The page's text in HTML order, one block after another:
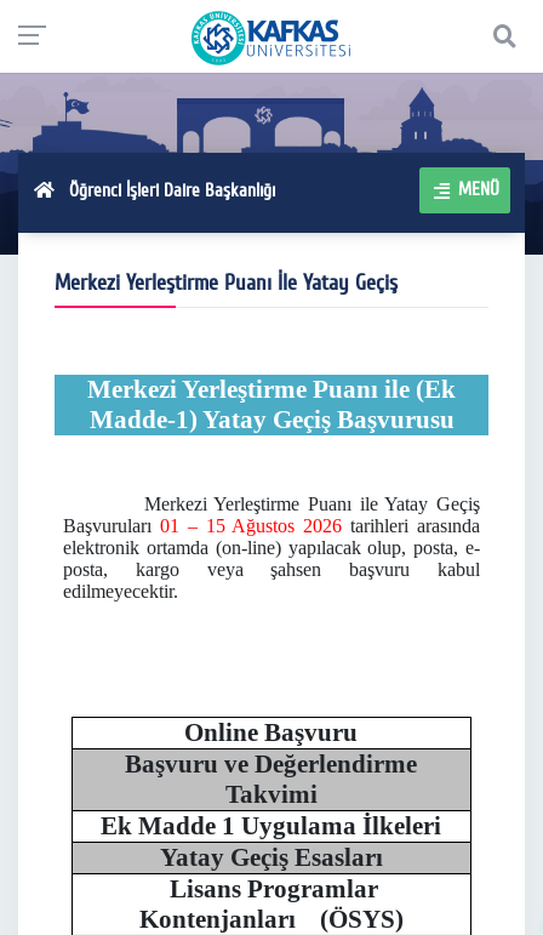
Öğrenci İşleri Daire Başkanlığı MENÜ
Merkezi Yerleştirme Puanı İle Yatay Geçiş
Merkezi Yerleştirme Puanı ile (Ek
Madde-1) Yatay Geçiş Başvurusu
Merkezi Yerleştirme Puanı ile Yatay Geçiş
Başvuruları 01 – 15 Ağustos 2026 tarihleri arasında
elektronik ortamda (on-line) yapılacak olup, posta, e-
posta, kargo veya şahsen başvuru kabul
edilmeyecektir.
Online Başvuru
Başvuru ve Değerlendirme
Takvimi
Ek Madde 1 Uygulama İlkeleri
Yatay Geçiş Esasları
Lisans Programlar
Kontenjanları (ÖSYS)